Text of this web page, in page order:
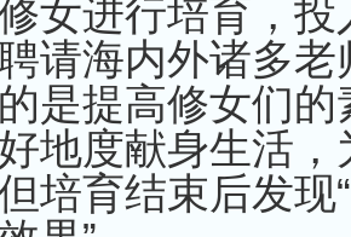
女进行培育，投
请海内外诸多老
是提高修女们的
地度献身生活，
培育结束后发现